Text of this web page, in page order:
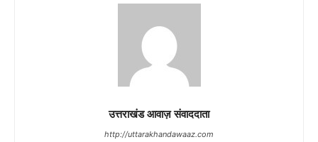
उत्तराखंड आवाज़ संवाददाता
http://uttarakhandawaaz.com